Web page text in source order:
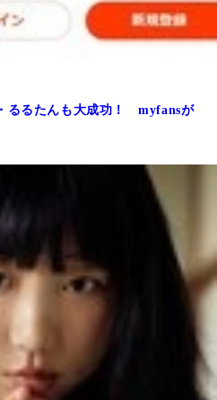
るるたんも大成功！ myfansが